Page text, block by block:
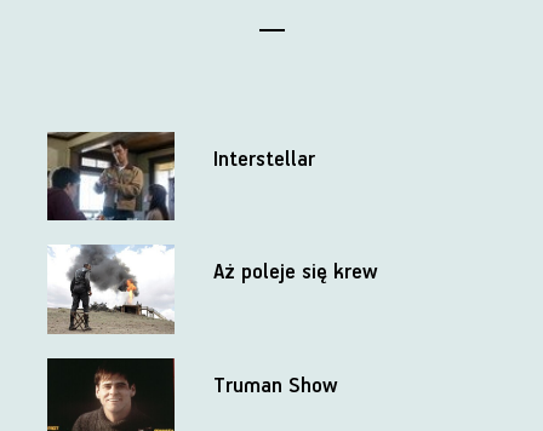
Interstellar
Aż poleje się krew
Truman Show